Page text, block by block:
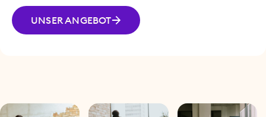
UNSER ANGEBOT